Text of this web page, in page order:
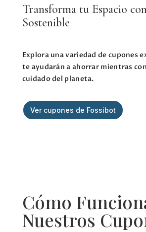
Transforma tu Espacio
Sostenible
Explora una variedad de cupones
te ayudarán a ahorrar mientras
cuidado del planeta.
Ver cupones de Fossibot
Cómo
Nuestros